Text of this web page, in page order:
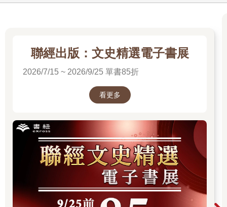
聯經出版：文史精選電子書展
2026/7/15 ~ 2026/9/25 單書85折
看更多